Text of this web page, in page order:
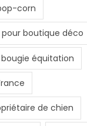
corn
boutique déco
bougie équitation
de chien